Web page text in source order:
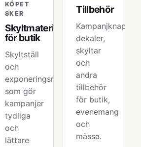
KÖPET
SKER
Skyltmaterial
för butik
Skyltställ
och
exponeringsmaterial
som gör
kampanjer
tydliga
och
lättare
Tillbehör
Kampanjknappar,
dekaler,
skyltar
och
andra
tillbehör
för butik,
evenemang
och
mässa.